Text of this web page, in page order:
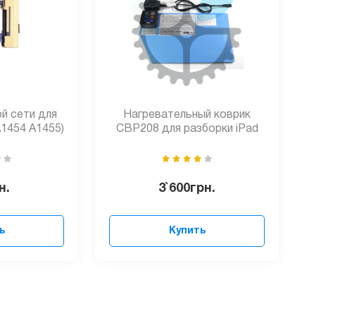
сети для
A1455)
Нагревательный коврик
CBP208 для разборки iPad
3`600грн.
Купить